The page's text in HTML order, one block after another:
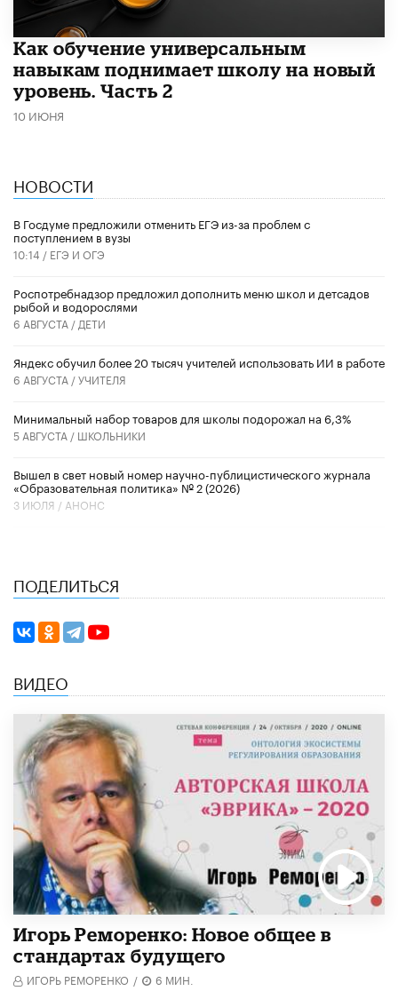
​Как обучение универсальным
навыкам поднимает школу на новый
уровень. Часть 2
10 ИЮНЯ
НОВОСТИ
В Госдуме предложили отменить ЕГЭ из-за проблем с
поступлением в вузы
10:14 / ЕГЭ И ОГЭ
Роспотребнадзор предложил дополнить меню школ и детсадов
рыбой и водорослями
6 АВГУСТА / ДЕТИ
​Яндекс обучил более 20 тысяч учителей использовать ИИ в работе
6 АВГУСТА /УЧИТЕЛЯ
Минимальный набор товаров для школы подорожал на 6,3%
5 АВГУСТА / ШКОЛЬНИКИ
Вышел в свет новый номер научно-публицистического журнала
«Образовательная политика» № 2 (2026)
3 ИЮЛЯ / АНОНС
ПОДЕЛИТЬСЯ
ВИДЕО
Игорь Реморенко: Новое общее в
стандартах будущего
ИГОРЬ РЕМОРЕНКО / 6 МИН.